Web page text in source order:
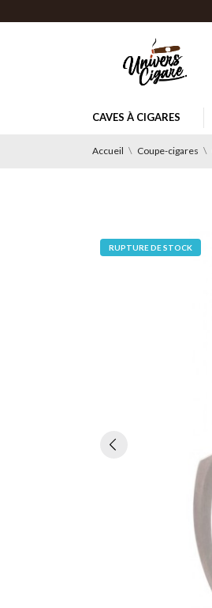
CAVES À CIGARES
Accueil Coupe-cigares
RUPTURE DE STOCK